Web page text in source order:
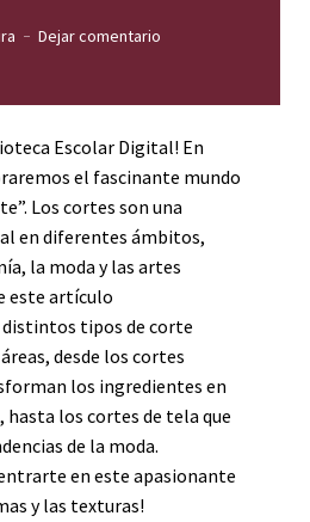
Dejar comentario
Escolar Digital! En
el fascinante mundo
Los cortes son una
en diferentes ámbitos,
la moda y las artes
este artículo
tipos de corte
desde los cortes
los ingredientes en
los cortes de tela que
de la moda.
en este apasionante
y las texturas!